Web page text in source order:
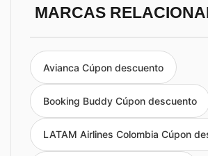
MARCAS
Avianca Cúpon descuento
Booking Buddy Cúpon descuento
LATAM Airlines Colombia Cúpon